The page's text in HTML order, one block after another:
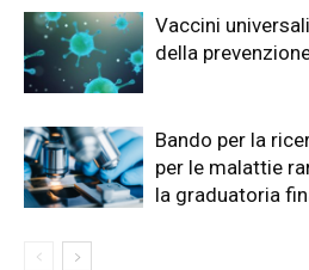
Vaccini
della
Bando per la
per le malattie
la graduatoria